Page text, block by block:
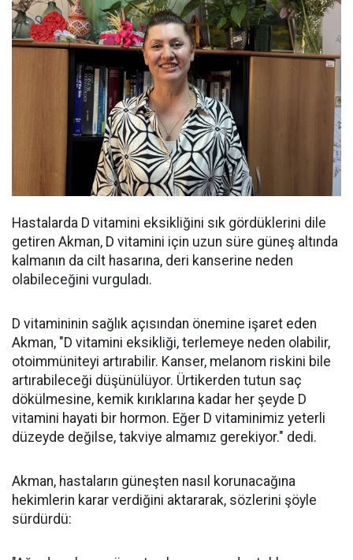
Hastalarda D vitamini eksikliğini sık gördüklerini dile
getiren Akman, D vitamini için uzun süre güneş altında
kalmanın da cilt hasarına, deri kanserine neden
olabileceğini vurguladı.
D vitamininin sağlık açısından önemine işaret eden
Akman, "D vitamini eksikliği, terlemeye neden olabilir,
otoimmüniteyi artırabilir. Kanser, melanom riskini bile
artırabileceği düşünülüyor. Ürtikerden tutun saç
dökülmesine, kemik kırıklarına kadar her şeyde D
vitamini hayati bir hormon. Eğer D vitaminimiz yeterli
düzeyde değilse, takviye almamız gerekiyor." dedi.
Akman, hastaların güneşten nasıl korunacağına
hekimlerin karar verdiğini aktararak, sözlerini şöyle
sürdürdü: